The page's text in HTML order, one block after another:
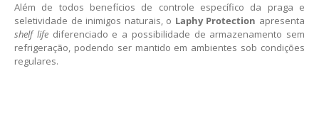
Além de todos benefícios de controle específico da praga e
seletividade de inimigos naturais, o Laphy Protection apresenta
shelf lifediferenciado e a possibilidade de armazenamento sem
refrigeração, podendo ser mantido em ambientes sob condições
regulares.